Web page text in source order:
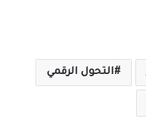
التحول الرقمي